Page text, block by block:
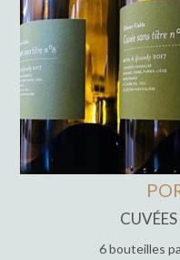
6 bouteilles